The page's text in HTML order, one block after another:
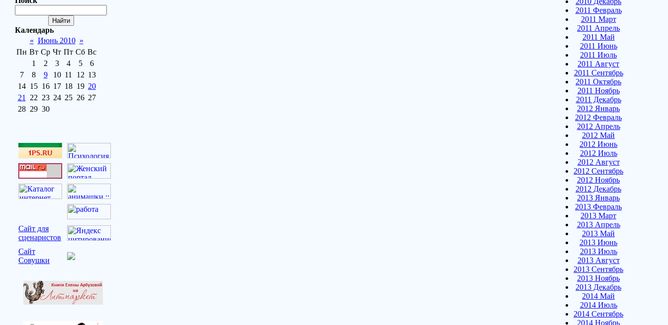
Календарь
« Июнь 2010 »
Пн Вт Ср Чт Пт Сб Вс
1
2 3 4 5
6
7
8 9 10 11 12 13
14 15 16 17 18 19 20
21
22 23 24 25 26 27
28 29 30
Сайт для
сценаристов
Сайт
Совушки
2011 Февраль
2011 Март
2011 Апрель
2011 Май
2011 Июнь
2011 Июль
2011 Август
2011 Сентябрь
2011 Октябрь
2011 Ноябрь
2011 Декабрь
2012 Январь
2012 Февраль
2012 Апрель
2012 Май
2012 Июнь
2012 Июль
2012 Август
2012 Сентябрь
2012 Ноябрь
2012 Декабрь
2013 Январь
2013 Февраль
2013 Март
2013 Апрель
2013 Май
2013 Июнь
2013 Июль
2013 Август
2013 Сентябрь
2013 Ноябрь
2013 Декабрь
2014 Май
2014 Июль
2014 Сентябрь
2014 Ноябрь